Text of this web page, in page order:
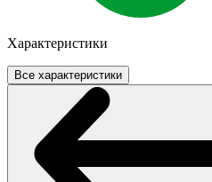
Характеристики
Все характеристики